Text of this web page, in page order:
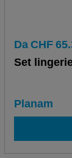
Da CHF
Set
Planam